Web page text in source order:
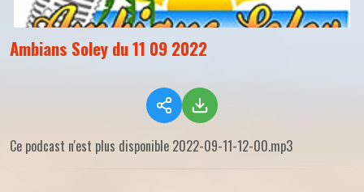
Ambians Soley du 11 09 2022
Ce podcast n'est plus disponible 2022-09-11-12-00.mp3